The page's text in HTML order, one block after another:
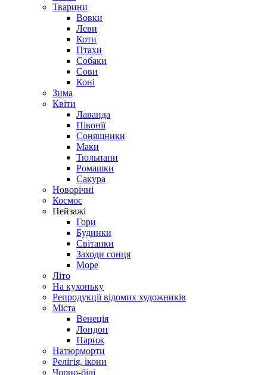
Тварини
Вовки
Леви
Коти
Птахи
Собаки
Сови
Коні
Зима
Квіти
Лаванда
Півонії
Соняшники
Маки
Тюльпани
Ромашки
Сакура
Новорічні
Космос
Пейзажі
Гори
Будинки
Світанки
Заходи сонця
Море
Літо
На кухоньку
Репродукції відомих художників
Міста
Венеція
Лондон
Париж
Натюрморти
Релігія, ікони
Чорно-білі